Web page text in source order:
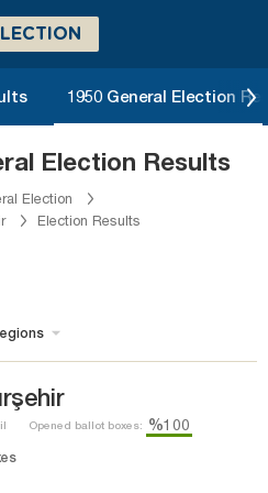
1950 General Election
Election Results
Election
Election Results
Opened ballot boxes: %100